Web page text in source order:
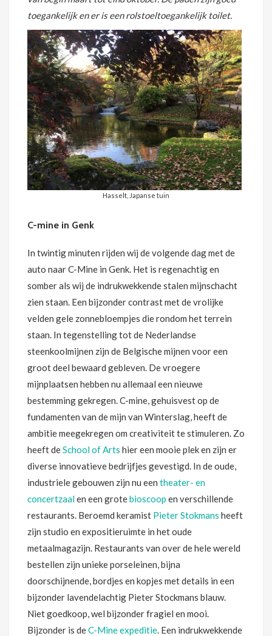
toegankelijk en er is een rolstoeltoegankelijk toilet.
Hasselt, Japanse tuin
C-mine in Genk
In twintig minuten rijden wij de volgende dag met de
auto naar C-Mine in Genk. Het is regenachtig en
somber als wij de indrukwekkende stalen mijnschacht
zien staan. Een bijzonder contrast met de vrolijke
velden gele zonnebloempjes die rondom het terrein
staan. In tegenstelling tot de Nederlandse
steenkoolmijnen zijn de Belgische mijnen voor een
groot deel bewaard gebleven. De vroegere
mijnplaatsen hebben nu allemaal een nieuwe
bestemming gekregen. C-mine, gehuisvest op de
fundamenten van de mijn van Winterslag, heeft de
ambitie meegekregen om creativiteit te stimuleren. Zo
heeft deSchool of Arts hier een mooie plek en zijn er
diverse innovatieve bedrijfjes gevestigd. In de oude,
industriele gebouwen zijn nu een theater- en
concertzaalen een grotebioscoop en verschillende
restaurants. Beroemd keramist Pieter Stokmans heeft
zijn studio en expositieruimte in het oude
metaalmagazijn. Restaurants van over de hele wereld
bestellen zijn unieke porseleinen, bijna
doorschijnende, bordjes en kopjes met details in een
bijzonder lavendelachtig Pieter Stockmans blauw.
Niet goedkoop, wel bijzonder fragiel en mooi.
Bijzonder is deC-Mine expeditie. Een indrukwekkende